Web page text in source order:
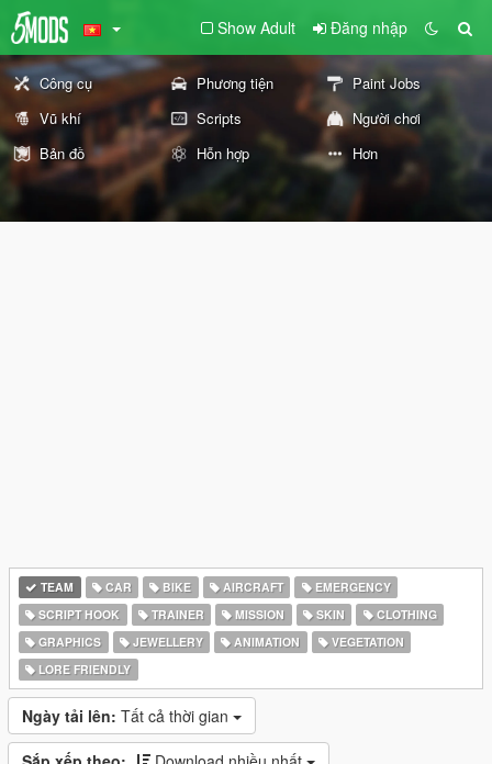
Show Adult Đăng nhập
Công cụ Phương tiện
Paint Jobs
Vũ khí
Scripts
Người chơi
Bản đồ
Hỗn hợp Hơn
TEAM CAR BIKE AIRCRAFT
EMERGENCY
SCRIPT HOOK
TRAINER MISSION SKIN
CLOTHING
GRAPHICS
JEWELLERY ANIMATION
VEGETATION
LORE FRIENDLY
Ngày tải lên: Tất cả thời gian